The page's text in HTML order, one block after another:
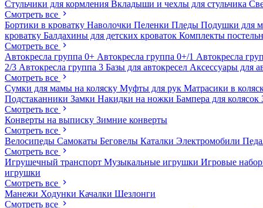
Стульчики для кормления Вкладыши и чехлы для стульчика
Смотреть все
Бортики в кроватку Наволочки Пеленки Пледы Подушки для
кроватку Балдахины для детских кроваток Комплекты
Смотреть все
Автокресла группа 0+ Автокресла группа 0+/1 Автокресла
2/3 Автокресла группа 3 Базы для автокресел Аксессуары для
Смотреть все
Сумки для мамы на коляску Муфты для рук Матрасики в
Подстаканники Замки Накидки на ножки Бампера для колясок
Смотреть все
Конверты на выписку Зимние конверты
Смотреть все
Велосипеды Самокаты Беговелы Каталки Электромобили
Смотреть все
Игрушечный транспорт Музыкальные игрушки Игровые
игрушки
Смотреть все
Манежи Ходунки Качалки Шезлонги
Смотреть все